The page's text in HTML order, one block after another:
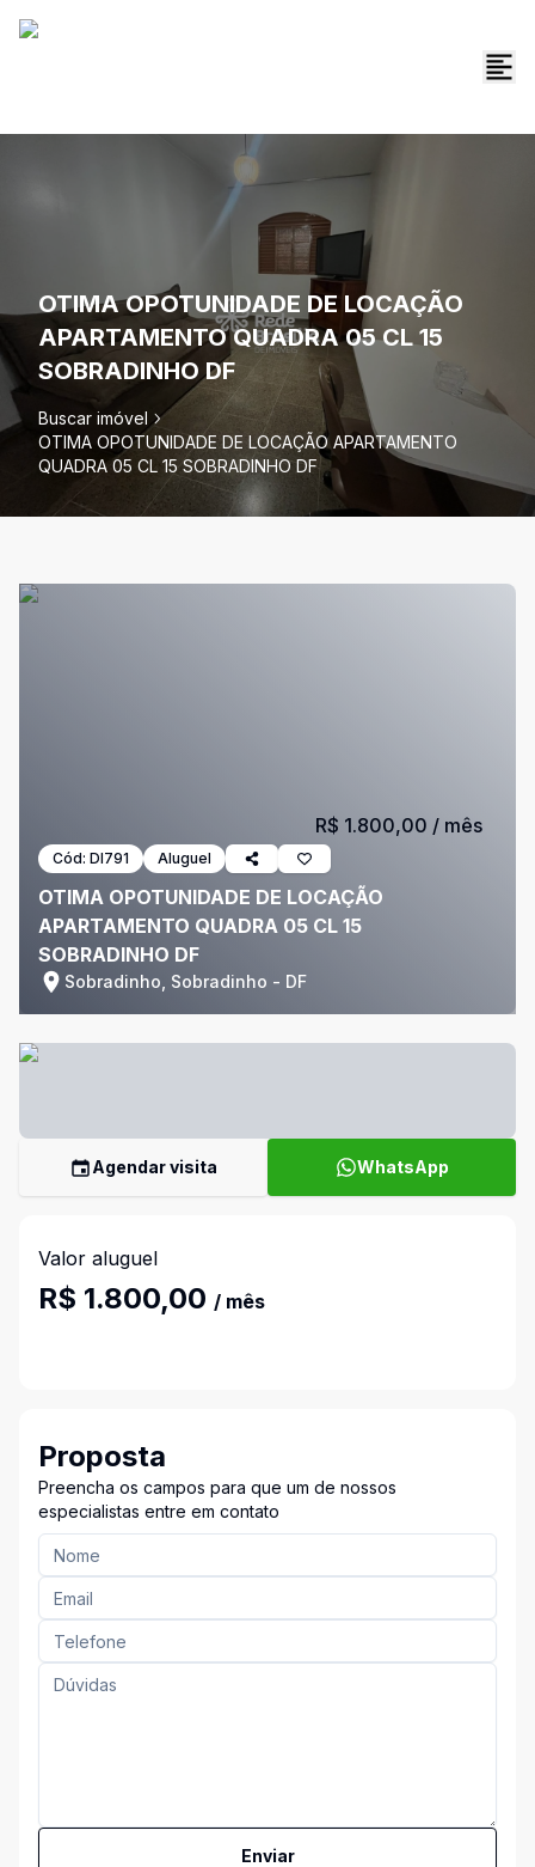
OTIMA OPOTUNIDADE DE LOCAÇÃO
APARTAMENTO QUADRA 05 CL 15
SOBRADINHO DF
Buscar imóvel
OTIMA OPOTUNIDADE DE LOCAÇÃO APARTAMENTO
QUADRA 05 CL 15 SOBRADINHO DF
Cód: DI791 Aluguel
OTIMA OPOTUNIDADE DE LOCAÇÃO
APARTAMENTO QUADRA 05 CL 15
SOBRADINHO DF
Sobradinho, Sobradinho - DF
R$ 1.800,00 / mês
Agendar visita WhatsApp
Valor aluguel
R$ 1.800,00 / mês
Proposta
Preencha os campos para que um de nossos
especialistas entre em contato
Enviar